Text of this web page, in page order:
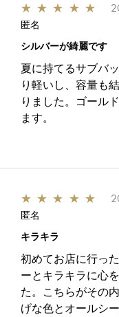
★ ★ ★ ★ ★
匿名
シルバーが綺麗です
夏に持てるサブバ
り軽いし、容量も
りました。ゴール
ます。
★ ★ ★ ★ ★
匿名
キラキラ
初めてお店に行っ
ーとキラキラに心
た。こちらがその
げな色とオールシ